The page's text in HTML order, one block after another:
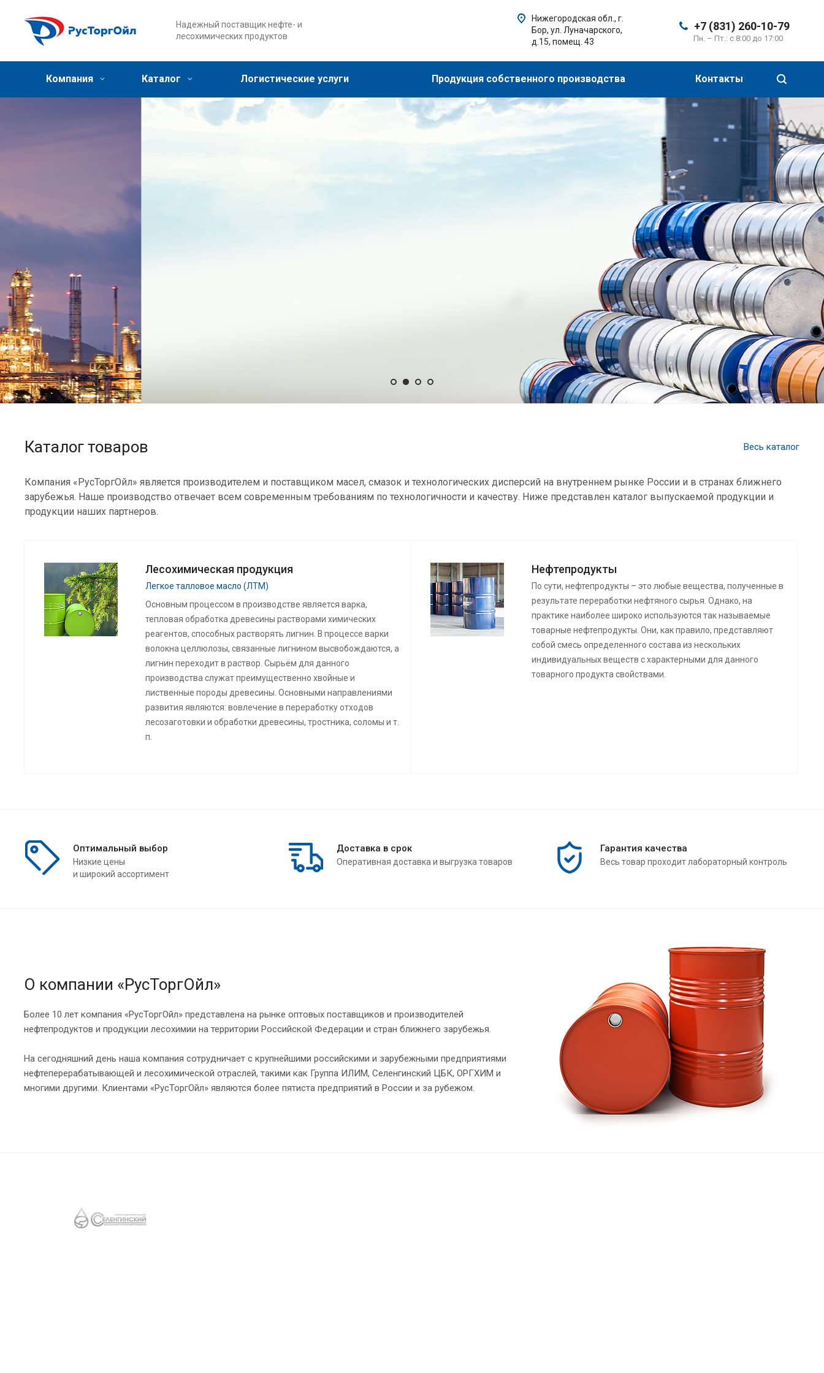
Надежный поставщик нефте- и
лесохимических продуктов
+7 (831) 260-10-79
Пн. – Пт.: с 8:00 до 17:00
Нижегородская обл., г.
Бор, ул. Луначарского,
д.15, помещ. 43
Компания Каталог Логистические услуги Продукция собственного производства Контакты
Оптовая продажа
нефтепродуктов, масел и
смазок
зарубежных производителей.
Каталог
Весь каталог
Каталог товаров
Компания «РусТоргОйл» является производителем и поставщиком масел, смазок и технологических дисперсий на внутреннем рынке России и в странах ближнего
зарубежья. Наше производство отвечает всем современным требованиям по технологичности и качеству. Ниже представлен каталог выпускаемой продукции и
продукции наших партнеров.
Лесохимическая продукция
Легкое талловое масло (ЛТМ)
Основным процессом в производстве является варка,
тепловая обработка древесины растворами химических
реагентов, способных растворять лигнин. В процессе варки
волокна целлюлозы, связанные лигнином высвобождаются, а
лигнин переходит в раствор. Сырьём для данного
производства служат преимущественно хвойные и
лиственные породы древесины. Основными направлениями
развития являются: вовлечение в переработку отходов
лесозаготовки и обработки древесины, тростника, соломы и т.
п.
Нефтепродукты
По сути, нефтепродукты – это любые вещества, полученные в
результате переработки нефтяного сырья. Однако, на
практике наиболее широко используются так называемые
товарные нефтепродукты. Они, как правило, представляют
собой смесь определенного состава из нескольких
индивидуальных веществ с характерными для данного
товарного продукта свойствами.
Оптимальный выбор
Низкие цены
и широкий ассортимент
Доставка в срок
Оперативная доставка и выгрузка товаров
Гарантия качества
Весь товар проходит лабораторный контроль
О компании «РусТоргОйл»
Более 10 лет компания «РусТоргОйл» представлена на рынке оптовых поставщиков и производителей
нефтепродуктов и продукции лесохимии на территории Российской Федерации и стран ближнего зарубежья.
На сегодняшний день наша компания сотрудничает с крупнейшими российскими и зарубежными предприятиями
нефтеперерабатывающей и лесохимической отраслей, такими как Группа ИЛИМ, Селенгинский ЦБК, ОРГХИМ и
многими другими. Клиентами «РусТоргОйл» являются более пятиста предприятий в России и за рубежом.